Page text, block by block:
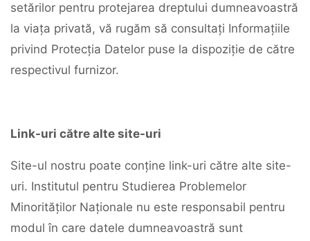
setărilor pentru protejarea dreptului dumneavoastră
la viața privată, vă rugăm să consultați Informațiile
privind Protecția Datelor puse la dispoziție de către
respectivul furnizor.
Link-uri către alte site-uri
Site-ul nostru poate conține link-uri către alte site-
uri. Institutul pentru Studierea Problemelor
Minorităților Naționale nu este responsabil pentru
modul în care datele dumneavoastră sunt